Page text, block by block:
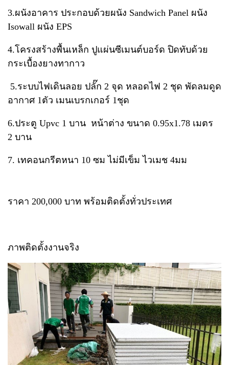
3.ผนังอาคาร ประกอบด้วยผนัง Sandwich Panel ผนัง
Isowall ผนัง EPS
4.โครงสร้างพื้นเหล็ก ปูแผ่นซีเมนต์บอร์ด ปิดทับด้วย
กระเบื้องยางทากาว
5.ระบบไฟเดินลอย ปลั๊ก 2 จุด หลอดไฟ 2 ชุด พัดลมดูด
อากาศ 1ตัว เมนเบรกเกอร์ 1ชุด
6.ประตู Upvc 1 บาน หน้าต่าง ขนาด 0.95x1.78 เมตร
2 บาน
7. เทคอนกรีตหนา 10 ซม ไม่มีเข็ม ไวเมช 4มม
ราคา 200,000 บาท พร้อมติดตั้งทั่วประเทศ
ภาพติดตั้งงานจริง